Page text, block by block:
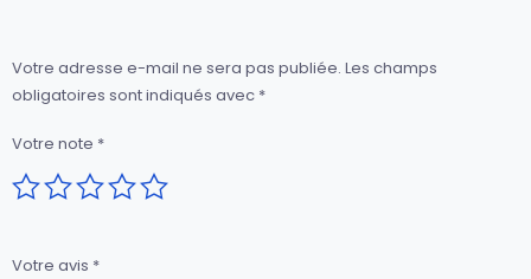
Votre adresse e-mail ne sera pas publiée. Les champs
obligatoires sont indiqués avec *
Votre note *
Votre avis *